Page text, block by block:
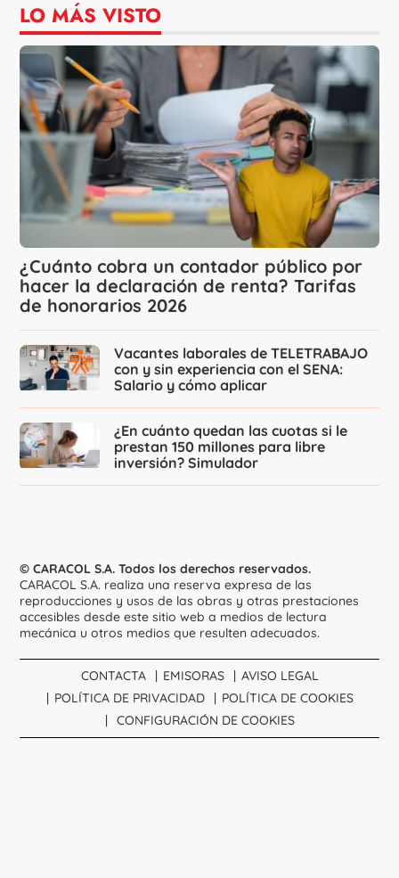
LO MÁS VISTO
¿Cuánto cobra un contador público por
hacer la declaración de renta? Tarifas
de honorarios 2026
Vacantes laborales de TELETRABAJO
con y sin experiencia con el SENA:
Salario y cómo aplicar
¿En cuánto quedan las cuotas si le
prestan 150 millones para libre
inversión? Simulador
© CARACOL S.A. Todos los derechos reservados.
CARACOL S.A. realiza una reserva expresa de las
reproducciones y usos de las obras y otras prestaciones
accesibles desde este sitio web a medios de lectura
mecánica u otros medios que resulten adecuados.
CONTACTA EMISORAS
AVISO LEGAL
POLÍTICA DE PRIVACIDAD
POLÍTICA DE COOKIES
CONFIGURACIÓN DE COOKIES